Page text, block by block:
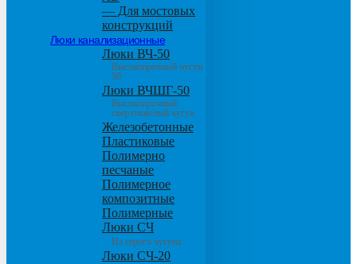
— Для мостовых
конструкций
Люки канализационные
Люки ВЧ-50
Высокопрочный чугун
50
Люки ВЧШГ-50
Высокопрочный
сверхтяжелый чугун
Железобетонные
Пластиковые
Полимерно
песчаные
Полимерное
композитные
Полимерные
Люки СЧ
Из серого чугуна
Люки СЧ-20